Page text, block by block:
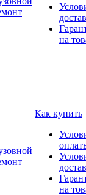
на
Как купить
на